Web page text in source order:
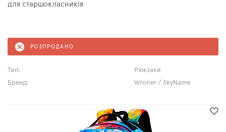
для старшокласників
РОЗПРОДАНО
Тип:
Рюкзаки
Бренд:
Winner / SkyName